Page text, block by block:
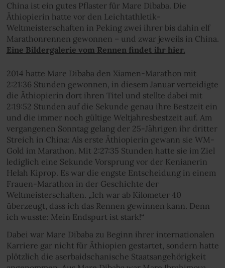
China ist ein gutes Pflaster für Mare Dibaba. Die
Äthiopierin hatte vor den Leichtathletik-
Weltmeisterschaften in Peking zwei ihrer bis dahin elf
Marathonrennen gewonnen – und zwar jeweils in China.
Eine Bildergalerie vom Rennen findet ihr hier.
2014 hatte Mare Dibaba den Xiamen-Marathon mit
2:21:36 Stunden gewonnen, in diesem Januar verteidigte
die Äthiopierin dort ihren Titel und stellte dabei mit
2:19:52 Stunden auf die Sekunde genau ihre Bestzeit ein
und die immer noch gültige Weltjahresbestzeit auf. Am
vergangenen Sonntag gelang der 25-Jährigen ihr dritter
Streich in China: Als erste Äthiopierin gewann sie WM-
Gold im Marathon. Mit 2:27:35 Stunden hatte sie im Ziel
lediglich eine Sekunde Vorsprung vor der Kenianerin
Helah Kiprop. Es war die engste Entscheidung in einem
Frauen-Marathon in der Geschichte der
Weltmeisterschaften. „Ich war ab Kilometer 40
überzeugt, dass ich das Rennen gewinnen kann. Denn
ich wusste: Mein Endspurt ist stark!“
Dabei war Mare Dibaba zu Beginn ihrer internationalen
Karriere gar nicht für Äthiopien gestartet, sondern hatte
plötzlich die aserbaidschanische Staatsangehörigkeit